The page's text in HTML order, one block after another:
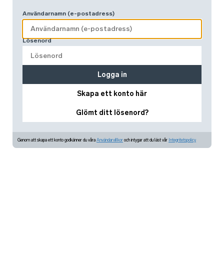
Användarnamn (e-postadress)
Lösenord
Skapa ett konto här
Glömt ditt lösenord?
Logga in
Genom att skapa ett konto godkänner du våra Användarvillkor och intygar att du läst vår Integritetspolicy.